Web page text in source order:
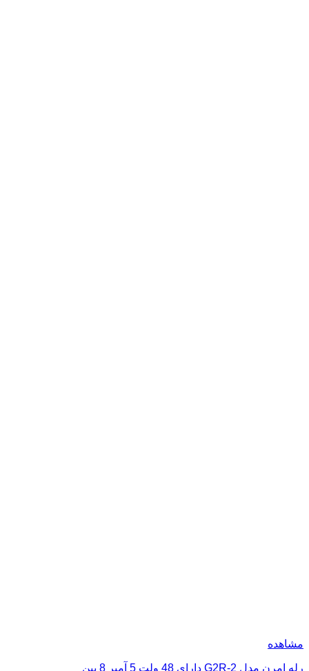
مشاهده
رله امرن مدل G2R-2 دارای 48 ولت 5 آمپر 8 پین